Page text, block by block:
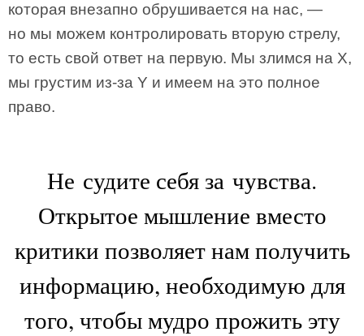
которая внезапно обрушивается на нас, —
но мы можем контролировать вторую стрелу,
то есть свой ответ на первую. Мы злимся на X,
мы грустим из-за Y и имеем на это полное
право.
Не судите себя за чувства.
Открытое мышление вместо
критики позволяет нам получить
информацию, необходимую для
того, чтобы мудро прожить эту